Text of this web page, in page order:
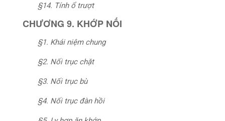
§14. Tính ổ trượt
CHƯƠNG 9. KHỚP NỐI
§1. Khái niệm chung
§2. Nối trục chặt
§3. Nối trục bù
§4. Nối trục đàn hồi